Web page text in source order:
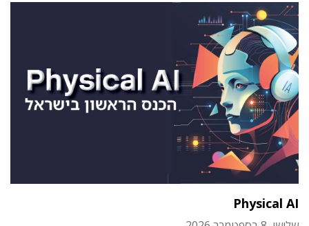
Physical AI